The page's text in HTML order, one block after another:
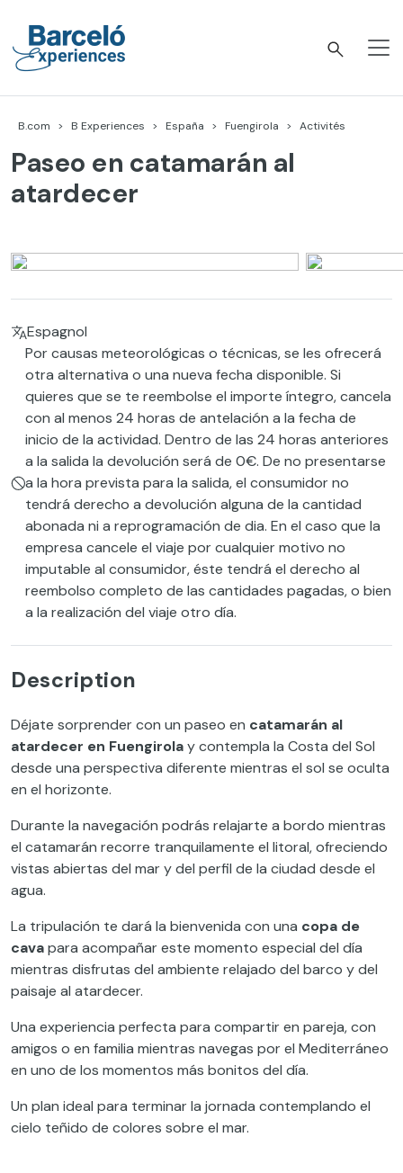
contenu
B.com B Experiences España Fuengirola Activités
Paseo en catamarán al
atardecer
Espagnol
Por causas meteorológicas o técnicas, se les ofrecerá
otra alternativa o una nueva fecha disponible. Si
quieres que se te reembolse el importe íntegro, cancela
con al menos 24 horas de antelación a la fecha de
inicio de la actividad. Dentro de las 24 horas anteriores
a la salida la devolución será de 0€. De no presentarse
a la hora prevista para la salida, el consumidor no
tendrá derecho a devolución alguna de la cantidad
abonada ni a reprogramación de dia. En el caso que la
empresa cancele el viaje por cualquier motivo no
imputable al consumidor, éste tendrá el derecho al
reembolso completo de las cantidades pagadas, o bien
a la realización del viaje otro día.
Description
Déjate sorprender con un paseo en catamarán al
atardecer en Fuengirolay contempla la Costa del Sol
desde una perspectiva diferente mientras el sol se oculta
en el horizonte.
Durante la navegación podrás relajarte a bordo mientras
el catamarán recorre tranquilamente el litoral, ofreciendo
vistas abiertas del mar y del perfil de la ciudad desde el
agua.
La tripulación te dará la bienvenida con una copa de
cavapara acompañar este momento especial del día
mientras disfrutas del ambiente relajado del barco y del
paisaje al atardecer.
Una experiencia perfecta para compartir en pareja, con
amigos o en familia mientras navegas por el Mediterráneo
en uno de los momentos más bonitos del día.
Un plan ideal para terminar la jornada contemplando el
cielo teñido de colores sobre el mar.